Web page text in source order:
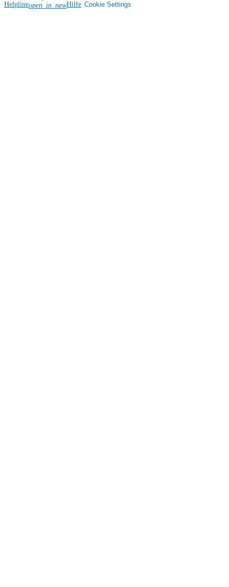
Helplineopen_in_newHilfe Cookie Settings